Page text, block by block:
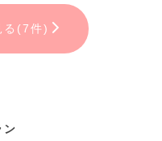
る(7件)
ン